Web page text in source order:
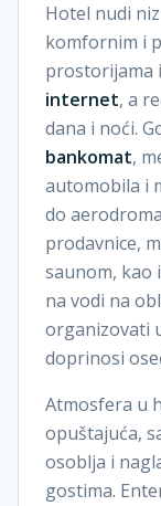
Hotel nudi
komfornim i
prostorijama
internet, a
dana i noći.
bankomat,
automobila i
do
prodavnice,
saunom, kao
na vodi na
organizovati
doprinosi
Atmosfera u
opuštajuća,
osoblja i
gostima.